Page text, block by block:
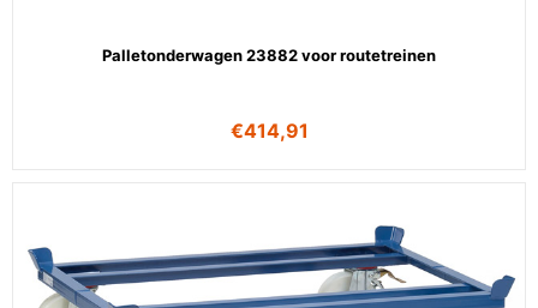
Palletonderwagen 23882 voor routetreinen
€414,91